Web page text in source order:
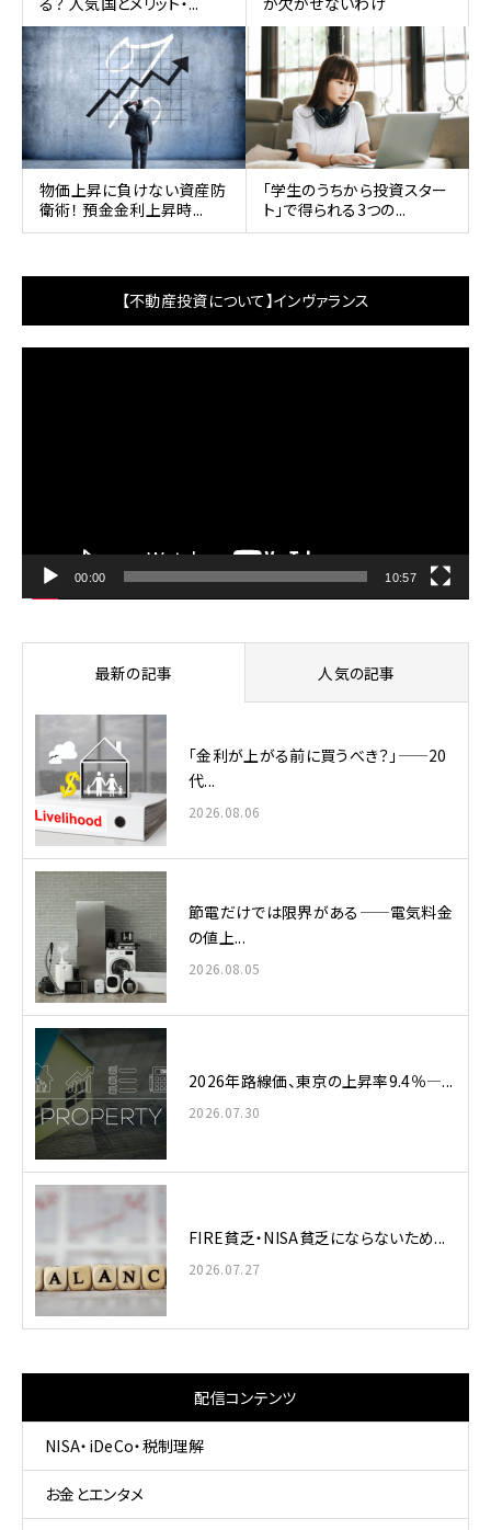
物価上昇に負けない資産防
衛術！ 預金金利上昇時...
「学生のうちから投資スター
ト」で得られる3つの...
【不動産投資について】インヴァランス
00:00 10:57
最新の記事 人気の記事
「金利が上がる前に買うべき？」——20
代...
2026.08.06
節電だけでは限界がある——電気料金
の値上...
2026.08.05
2026年路線価、東京の上昇率9.4％—...
2026.07.30
FIRE貧乏・NISA貧乏にならないため...
2026.07.27
配信コンテンツ
NISA・iDeCo・税制理解
お金とエンタメ